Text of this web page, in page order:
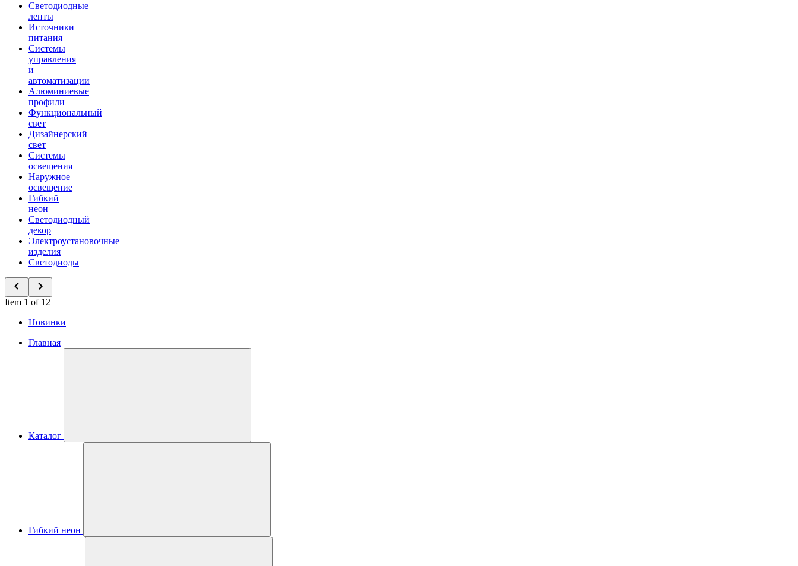
Светодиодные
ленты
Источники
питания
Системы
управления
и
автоматизации
Алюминиевые
профили
Функциональный
свет
Дизайнерский
свет
Системы
освещения
Наружное
освещение
Гибкий
неон
Светодиодный
декор
Электроустановочные
изделия
Светодиоды
Item 1 of 12
Новинки
Главная
Каталог
Гибкий неон